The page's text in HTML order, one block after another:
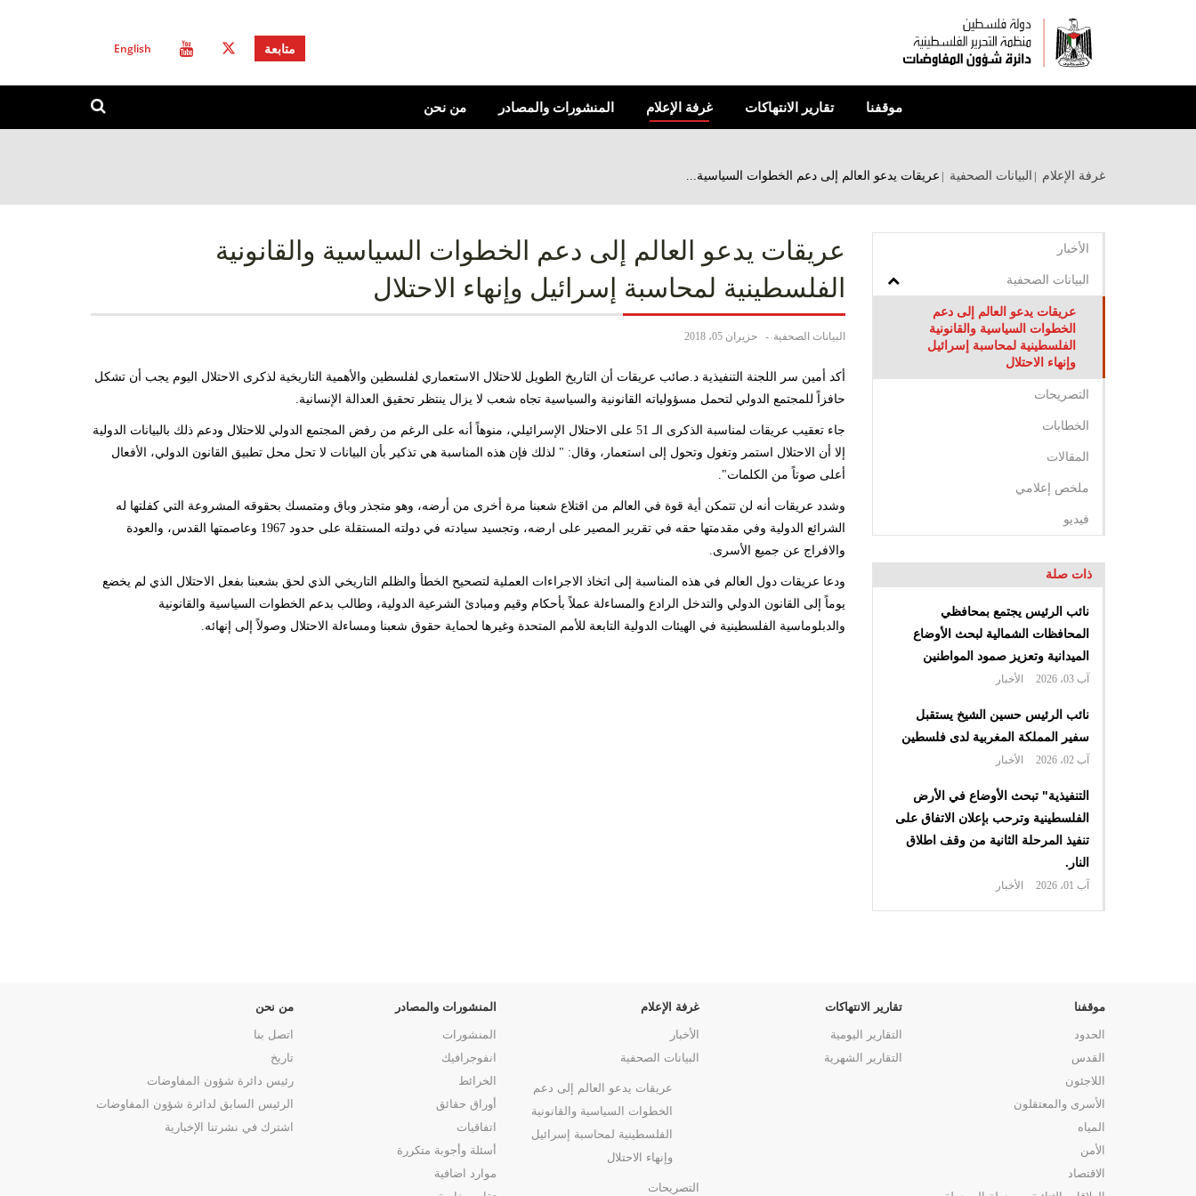
متابعة English
موقفنا تقارير الانتهاكات غرفة الإعلام المنشورات والمصادر من نحن
استمارة
ابحث
غرفة الإعلام البيانات الصحفية عريقات يدعو العالم إلى دعم الخطوات السياسية...
عريقات يدعو العالم إلى دعم الخطوات السياسية والقانونية
الفلسطينية لمحاسبة إسرائيل وإنهاء الاحتلال
البيانات الصحفية حزيران 05، 2018
أكد أمين سر اللجنة التنفيذية د.صائب عريقات أن التاريخ الطويل للاحتلال الاستعماري لفلسطين والأهمية التاريخية لذكرى الاحتلال اليوم يجب أن تشكل
حافزاً للمجتمع الدولي لتحمل مسؤولياته القانونية والسياسية تجاه شعب لا يزال ينتظر تحقيق العدالة الإنسانية.
جاء تعقيب عريقات لمناسبة الذكرى الـ 51 على الاحتلال الإسرائيلي، منوهاً أنه على الرغم من رفض المجتمع الدولي للاحتلال ودعم ذلك بالبيانات الدولية
إلا أن الاحتلال استمر وتغول وتحول إلى استعمار، وقال: " لذلك فإن هذه المناسبة هي تذكير بأن البيانات لا تحل محل تطبيق القانون الدولي، الأفعال
أعلى صوتاً من الكلمات".
وشدد عريقات أنه لن تتمكن أية قوة في العالم من اقتلاع شعبنا مرة أخرى من أرضه، وهو متجذر وباق ومتمسك بحقوقه المشروعة التي كفلتها له
الشرائع الدولية وفي مقدمتها حقه في تقرير المصير على ارضه، وتجسيد سيادته في دولته المستقلة على حدود 1967 وعاصمتها القدس، والعودة
والافراج عن جميع الأسرى.
ودعا عريقات دول العالم في هذه المناسبة إلى اتخاذ الاجراءات العملية لتصحيح الخطأ والظلم التاريخي الذي لحق بشعبنا بفعل الاحتلال الذي لم يخضع
يوماً إلى القانون الدولي والتدخل الرادع والمساءلة عملاً بأحكام وقيم ومبادئ الشرعية الدولية، وطالب بدعم الخطوات السياسية والقانونية
والدبلوماسية الفلسطينية في الهيئات الدولية التابعة للأمم المتحدة وغيرها لحماية حقوق شعبنا ومساءلة الاحتلال وصولاً إلى إنهائه.
الأخبار
البيانات الصحفية
عريقات يدعو العالم إلى دعم
الخطوات السياسية والقانونية
الفلسطينية لمحاسبة إسرائيل
وإنهاء الاحتلال
التصريحات
الخطابات
المقالات
ملخص إعلامي
فيديو
ذات صلة
نائب الرئيس يجتمع بمحافظي
المحافظات الشمالية لبحث الأوضاع
الميدانية وتعزيز صمود المواطنين
آب 03، 2026 الأخبار
نائب الرئيس حسين الشيخ يستقبل
سفير المملكة المغربية لدى فلسطين
آب 02، 2026 الأخبار
التنفيذية" تبحث الأوضاع في الأرض
الفلسطينية وترحب بإعلان الاتفاق على
تنفيذ المرحلة الثانية من وقف اطلاق
النار.
آب 01، 2026 الأخبار
موقفنا
الحدود
القدس
اللاجئون
الأسرى والمعتقلون
المياه
الأمن
الاقتصاد
تقارير الانتهاكات
التقارير اليومية
التقارير الشهرية
غرفة الإعلام
الأخبار
البيانات الصحفية
عريقات يدعو العالم إلى دعم
الخطوات السياسية والقانونية
الفلسطينية لمحاسبة إسرائيل
وإنهاء الاحتلال
التصريحات
المنشورات والمصادر
المنشورات
انفوجرافيك
الخرائط
أوراق حقائق
اتفاقيات
أسئلة وأجوبة متكررة
موارد اضافية
من نحن
اتصل بنا
تاريخ
رئيس دائرة شؤون المفاوضات
الرئيس السابق لدائرة شؤون المفاوضات
اشترك في نشرتنا الإخبارية